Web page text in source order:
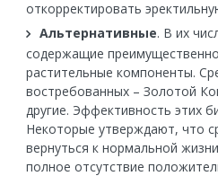
откорректировать
Альтернативные. В их
содержащие
растительные компоненты.
востребованных – Золотой
другие. Эффективность этих
Некоторые утверждают, что
вернуться к нормальной
полное отсутствие